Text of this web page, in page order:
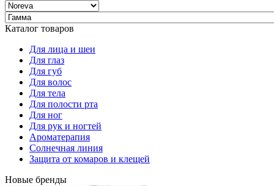
Каталог товаров
Для лица и шеи
Для глаз
Для губ
Для волос
Для тела
Для полости рта
Для ног
Для рук и ногтей
Ароматерапия
Солнечная линия
Защита от комаров и клещей
Новые бренды